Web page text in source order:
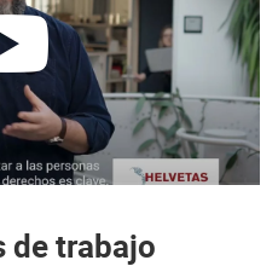
reproducir
de trabajo